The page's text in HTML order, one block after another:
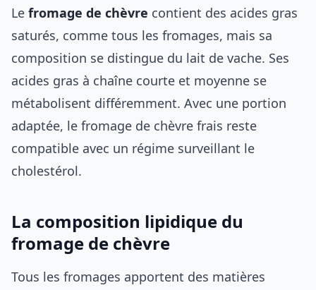
Le fromage de chèvre contient des acides gras
saturés, comme tous les fromages, mais sa
composition se distingue du lait de vache. Ses
acides gras à chaîne courte et moyenne se
métabolisent différemment. Avec une portion
adaptée, le fromage de chèvre frais reste
compatible avec un régime surveillant le
cholestérol.
La composition lipidique du
fromage de chèvre
Tous les fromages apportent des matières